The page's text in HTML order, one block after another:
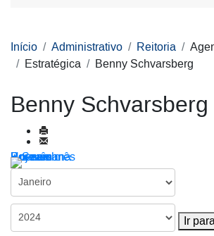
Início Administrativo Reitoria
Estratégica
Benny Schvarsberg
Benny Schvarsberg
Por ano
Por mês
Por semana
Hoje
Ir para o mês
Ir